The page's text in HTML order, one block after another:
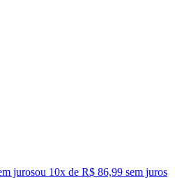
jurosou 10x de R$ 86,99 sem juros